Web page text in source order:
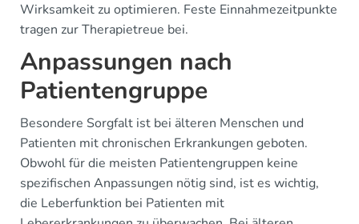
Wirksamkeit zu optimieren. Feste Einnahmezeitpunkte
tragen zur Therapietreue bei.
Anpassungen nach
Patientengruppe
Besondere Sorgfalt ist bei älteren Menschen und
Patienten mit chronischen Erkrankungen geboten.
Obwohl für die meisten Patientengruppen keine
spezifischen Anpassungen nötig sind, ist es wichtig,
die Leberfunktion bei Patienten mit